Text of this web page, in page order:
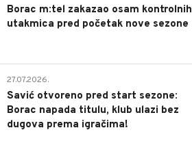
Borac m:tel zakazao osam kontrolnih
utakmica pred početak nove sezone
27.07.2026.
Savić otvoreno pred start sezone:
Borac napada titulu, klub ulazi bez
dugova prema igračima!